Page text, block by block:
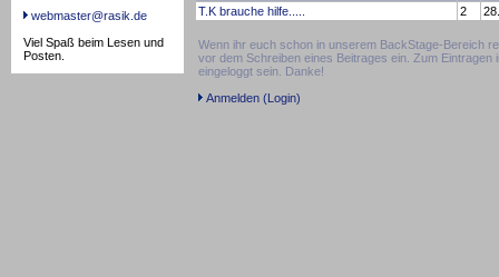
webmaster@rasik.de
Viel Spaß beim Lesen und
Posten.
T.K brauche hilfe.....
2
Wenn ihr euch schon in unserem BackStage-Bereich
vor dem Schreiben eines Beitrages ein. Zum Eintragen
eingeloggt sein. Danke!
Anmelden (Login)